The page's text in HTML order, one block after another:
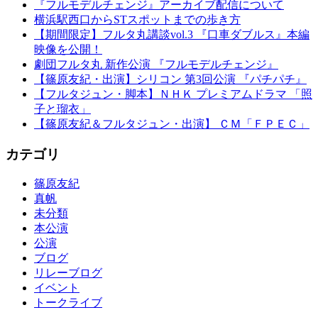
『フルモデルチェンジ』アーカイブ配信について
横浜駅西口からSTスポットまでの歩き方
【期間限定】フルタ丸講談vol.3 『口車ダブルス』本編
映像を公開！
劇団フルタ丸 新作公演 『フルモデルチェンジ』
【篠原友紀・出演】シリコン 第3回公演 『パチパチ』
【フルタジュン・脚本】ＮＨＫ プレミアムドラマ 「照
子と瑠衣」
【篠原友紀＆フルタジュン・出演】 ＣＭ「ＦＰＥＣ」
カテゴリ
篠原友紀
真帆
未分類
本公演
公演
ブログ
リレーブログ
イベント
トークライブ